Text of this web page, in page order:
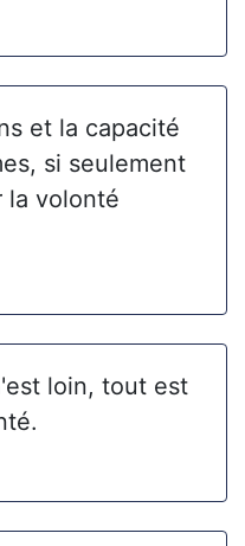
et la capacité
si seulement
la volonté
loin, tout est